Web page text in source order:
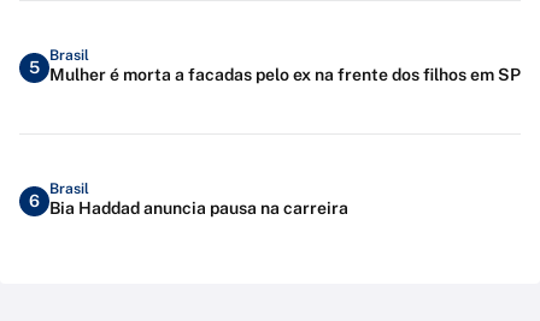
5
Brasil
Mulher é morta a facadas pelo ex na frente dos filhos em SP
6
Brasil
Bia Haddad anuncia pausa na carreira